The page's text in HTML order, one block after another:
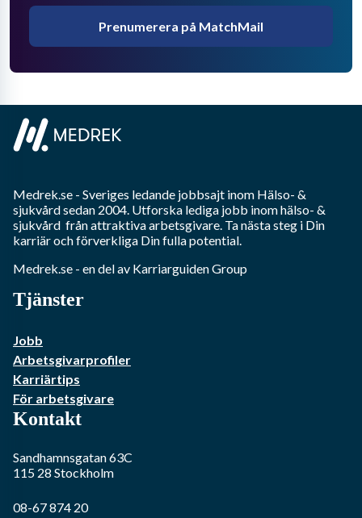
Prenumerera på MatchMail
Medrek.se - Sveriges ledande jobbsajt inom Hälso- &
sjukvårdsedan 2004. Utforska lediga jobb inomhälso- &
sjukvård från attraktiva arbetsgivare. Ta nästa steg i Din
karriär och förverkliga Din fulla potential.
Medrek.se - en del av Karriarguiden Group
Tjänster
Jobb
Arbetsgivarprofiler
Karriärtips
För arbetsgivare
Kontakt
Sandhamnsgatan 63C
115 28 Stockholm
08-67 874 20